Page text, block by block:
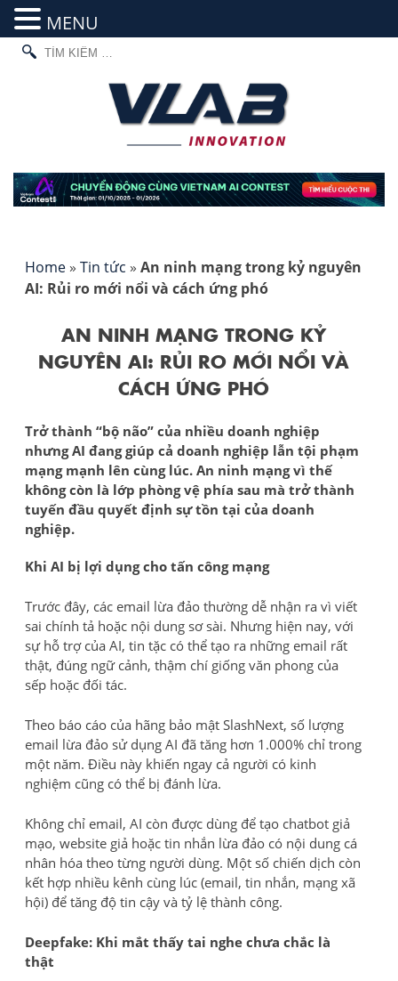
Skip
TÌM
KIẾM
Home » Tin tức » An ninh mạng trong kỷ nguyên
AI: Rủi ro mới nổi và cách ứng phó
AN NINH MẠNG TRONG KỶ
NGUYÊN AI: RỦI RO MỚI NỔI VÀ
CÁCH ỨNG PHÓ
Trở thành “bộ não” của nhiều doanh nghiệp
nhưng AI đang giúp cả doanh nghiệp lẫn tội phạm
mạng mạnh lên cùng lúc. An ninh mạng vì thế
không còn là lớp phòng vệ phía sau mà trở thành
tuyến đầu quyết định sự tồn tại của doanh
nghiệp.
Khi AI bị lợi dụng cho tấn công mạng
Trước đây, các email lừa đảo thường dễ nhận ra vì viết
sai chính tả hoặc nội dung sơ sài. Nhưng hiện nay, với
sự hỗ trợ của AI, tin tặc có thể tạo ra những email rất
thật, đúng ngữ cảnh, thậm chí giống văn phong của
sếp hoặc đối tác.
Theo báo cáo của hãng bảo mật SlashNext, số lượng
email lừa đảo sử dụng AI đã tăng hơn 1.000% chỉ trong
một năm. Điều này khiến ngay cả người có kinh
nghiệm cũng có thể bị đánh lừa.
Không chỉ email, AI còn được dùng để tạo chatbot giả
mạo, website giả hoặc tin nhắn lừa đảo có nội dung cá
nhân hóa theo từng người dùng. Một số chiến dịch còn
kết hợp nhiều kênh cùng lúc (email, tin nhắn, mạng xã
hội) để tăng độ tin cậy và tỷ lệ thành công.
Deepfake: Khi mắt thấy tai nghe chưa chắc là
thật
MENU